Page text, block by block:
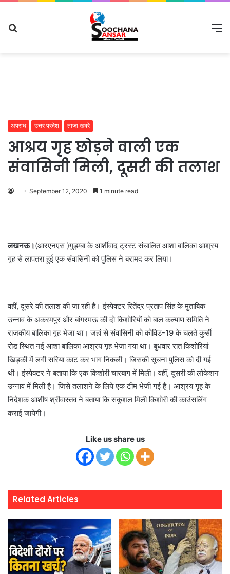
अपराध उत्तर प्रदेश ताजा खबरे
आश्रय गृह छोड़ने वाली एक
संवासिनी मिली, दूसरी की तलाश
September 12, 2020 1 minute read
लखनऊ।(आरएनएस )गुड़म्बा के आर्शीवाद ट्रस्ट संचालित आशा बालिका आश्रय
गृह से लापतरा हुई एक संवासिनी को पुलिस ने बरामद कर लिया।
वहीं, दूसरे की तलाश की जा रही है। इंस्पेक्टर रितेंद्र प्रताप सिंह के मुताबिक
उन्नाव के अकरमपुर और बांगरमऊ की दो किशोरियों को बाल कल्याण समिति ने
राजकीय बालिका गृह भेजा था। जहां से संवासिनी को कोविड-19 के चलते कुर्सी
रोड स्थित नई आशा बालिका आश्रय गृह भेजा गया था। बुधवार रात किशोरियां
खिड़की में लगी सरिया काट कर भाग निकली। जिसकी सूचना पुलिस को दी गई
थी। इंस्पेक्टर ने बताया कि एक किशोरी चारबाग में मिली। वहीं, दूसरी की लोकेशन
उन्नाव में मिली है। जिसे तलाशने के लिये एक टीम भेजी गई है। आश्रय गृह के
निदेशक आशीष श्रीवास्तव ने बताया कि सकुशल मिली किशोरी की काउंसलिंग
कराई जायेगी।
Like us share us
Related Articles